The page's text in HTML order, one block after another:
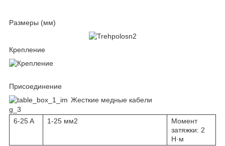
Размеры (мм)
Крепление
Присоединение
Жесткие медные кабели
6-25 A 1-25 мм2
Момент
затяжки: 2
Н·м